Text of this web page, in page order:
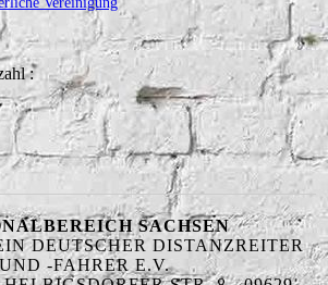
:
SACHSEN
DEUTSCHER DISTANZREITER
UND -FAHRER E.V.